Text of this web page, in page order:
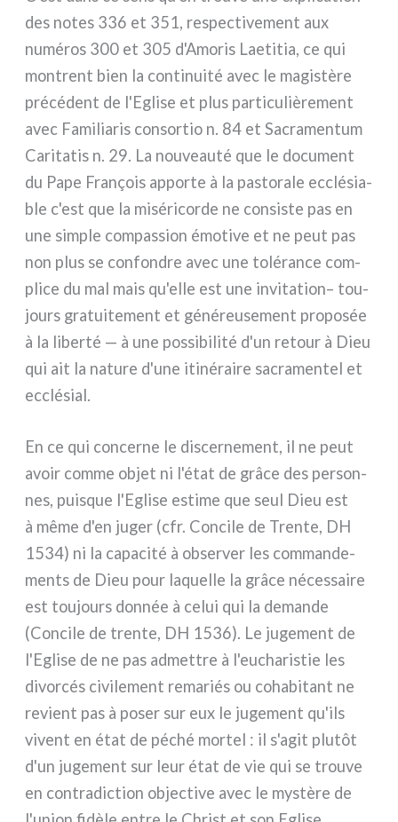
des notes 336 et 351, respec­ti­ve­ment aux
numé­ros 300 et 305 d'Amoris Laetitia, ce qui
mon­trent bien la con­ti­nui­té avec le magi­stè­re
pré­cé­dent de l'Eglise et plus par­ti­cu­liè­re­ment
avec Familiaris con­sor­tio n. 84 et Sacramentum
Caritatis n. 29. La nou­veau­té que le docu­ment
du Pape François appor­te à la pasto­ra­le ecclé­sia­
ble c'est que la misé­ri­cor­de ne con­si­ste pas en
une sim­ple com­pas­sion émo­ti­ve et ne peut pas
non plus se con­fon­dre avec une tolé­ran­ce com­
pli­ce du mal mais qu'elle est une invi­ta­tion– tou­
jours gra­tui­te­ment et géné­reu­se­ment pro­po­sée
à la liber­té — à une pos­si­bi­li­té d'un retour à Dieu
qui ait la natu­re d'une iti­né­rai­re sacra­men­tel et
ecclé­sial.
En ce qui con­cer­ne le discer­ne­ment, il ne peut
avoir com­me objet ni l'état de grâ­ce des per­son­
nes, pui­sque l'Eglise esti­me que seul Dieu est
à même d'en juger (cfr. Concile de Trente, DH
1534) ni la capa­ci­té à obser­ver les com­man­de­
men­ts de Dieu pour laquel­le la grâ­ce néces­sai­re
est tou­jours don­née à celui qui la deman­de
(Concile de tren­te, DH 1536). Le juge­ment de
l'Eglise de ne pas admet­tre à l'eucharistie les
divor­cés civi­le­ment rema­riés ou coha­bi­tant ne
revient pas à poser sur eux le juge­ment qu'ils
vivent en état de péché mor­tel : il s'agit plu­tôt
d'un juge­ment sur leur état de vie qui se trou­ve
en con­tra­dic­tion objec­ti­ve avec le mystè­re de